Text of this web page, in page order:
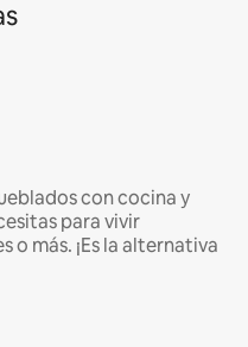
con cocina y
para vivir
más. ¡Es la alternativa